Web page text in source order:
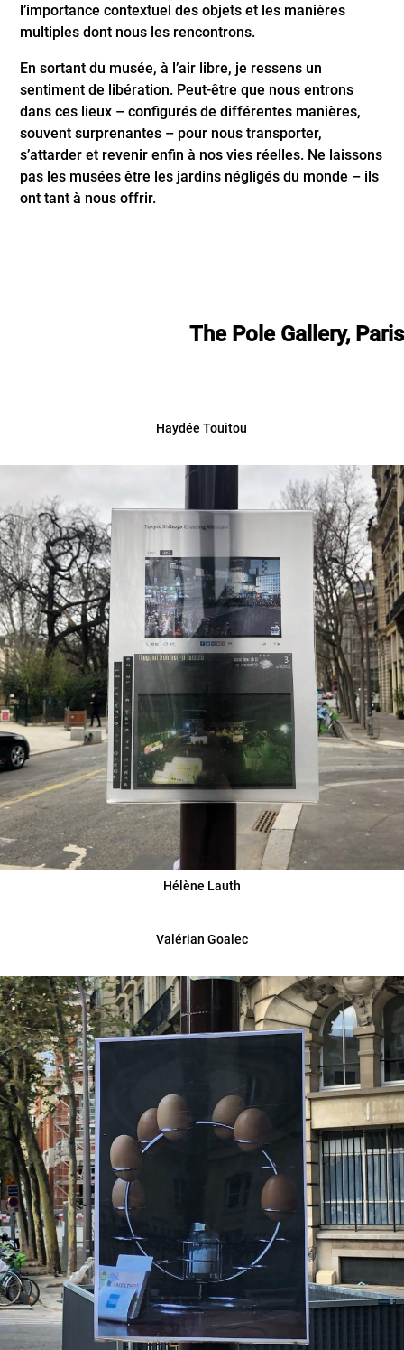
l’importance contextuel des objets et les manières
multiples dont nous les rencontrons.
En sortant du musée, à l’air libre, je ressens un
sentiment de libération. Peut-être que nous entrons
dans ces lieux – configurés de différentes manières,
souvent surprenantes – pour nous transporter,
s’attarder et revenir enfin à nos vies réelles. Ne laissons
pas les musées être les jardins négligés du monde – ils
ont tant à nous offrir.
The Pole Gallery, Paris
Haydée Touitou
Hélène Lauth
Valérian Goalec